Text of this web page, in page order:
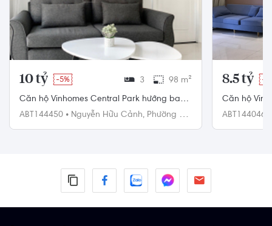
10 tỷ -5% 3 98 m²
Căn hộ Vinhomes Central Park hướng ban
công bắc đầy đủ nội thất diện tích 98m²
ABT144450 • Nguyễn Hữu Cảnh, Phường 22,
8.5 tỷ -
Căn hộ
tích 106.1m²
ABT144046